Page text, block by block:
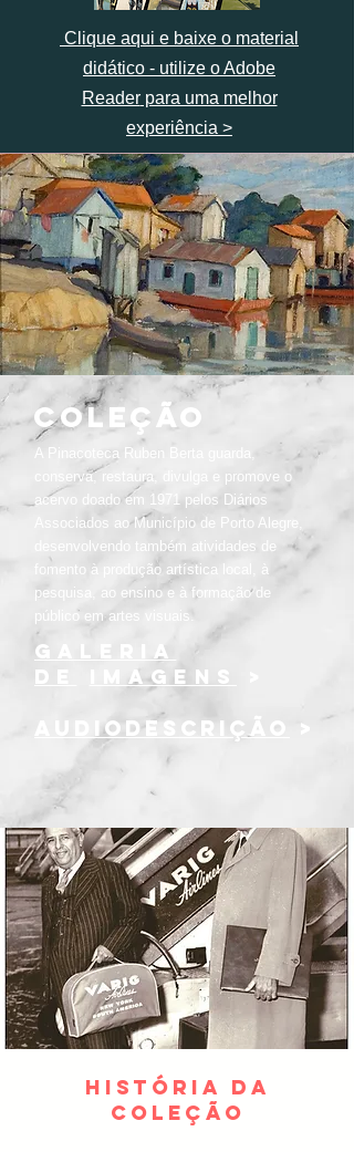
Clique aqui e baixe o material
didático - utilize o Adobe
Readerpara uma melhor
experiência >
COLEÇÃO
A Pinacoteca Ruben Berta guarda,
conserva, restaura, divulga e promove o
acervo doado em 1971 pelos Diários
Associados ao Município de Porto Alegre,
desenvolvendo também atividades de
fomento à produção artística local, à
pesquisa, ao ensino e à formação de
público em artes visuais.
GALERIA
DE
IMAGENS
AUDIODESCRIÇÃO >
HISTÓRIA DA
COLEÇÃO